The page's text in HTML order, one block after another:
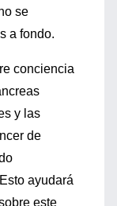
se
a fondo.
conciencia
y las
de
ayudará
este